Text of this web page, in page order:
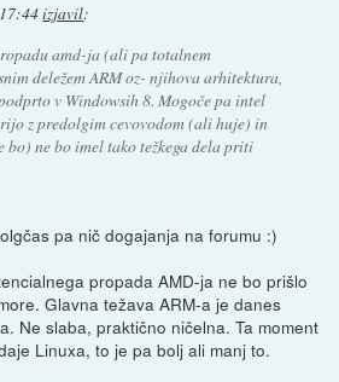
izjavil:
amd-ja (ali pa totalnem
deležem ARM oz- njihova arhitektura,
v Windowsih 8. Mogoče pa intel
z predolgim cevovodom (ali huje) in
bo) ne bo imel tako težkega dela priti
pa nič dogajanja na forumu :)
propada AMD-ja ne bo prišlo
Glavna težava ARM-a je danes
Ne slaba, praktično ničelna. Ta moment
Linuxa, to je pa bolj ali manj to.